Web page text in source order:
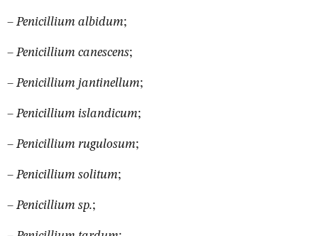
– Penicillium albidum;
– Penicillium canescens;
– Penicillium jantinellum;
– Penicillium islandicum;
– Penicillium rugulosum;
– Penicillium solitum;
– Penicillium sp.;